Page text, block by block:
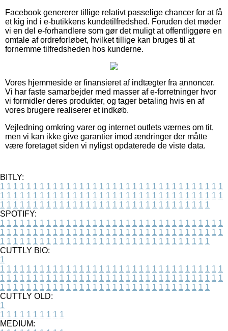
Facebook genererer tillige relativt passelige chancer for at få
et kig ind i e-butikkens kundetilfredshed. Foruden det møder
vi en del e-forhandlere som gør det muligt at offentliggøre en
omtale af ordreforløbet, hvilket tillige kan bruges til at
fornemme tilfredsheden hos kunderne.
Vores hjemmeside er finansieret af indtægter fra annoncer.
Vi har faste samarbejder med masser af e-forretninger hvor
vi formidler deres produkter, og tager betaling hvis en af
vores brugere realiserer et indkøb.
Vejledning omkring varer og internet outlets værnes om tit,
men vi kan ikke give garantier imod ændringer der måtte
være foretaget siden vi nyligst opdaterede de viste data.
BITLY:
1 1 1 1 1 1 1 1 1 1 1 1 1 1 1 1 1 1 1 1 1 1 1 1 1 1 1 1 1 1 1 1 1 1
1 1 1 1 1 1 1 1 1 1 1 1 1 1 1 1 1 1 1 1 1 1 1 1 1 1 1 1 1 1 1 1 1 1
1 1 1 1 1 1 1 1 1 1 1 1 1 1 1 1 1 1 1 1 1 1 1 1 1 1 1 1 1 1 1 1
SPOTIFY:
1 1 1 1 1 1 1 1 1 1 1 1 1 1 1 1 1 1 1 1 1 1 1 1 1 1 1 1 1 1 1 1 1 1
1 1 1 1 1 1 1 1 1 1 1 1 1 1 1 1 1 1 1 1 1 1 1 1 1 1 1 1 1 1 1 1 1 1
1 1 1 1 1 1 1 1 1 1 1 1 1 1 1 1 1 1 1 1 1 1 1 1 1 1 1 1 1 1 1 1
CUTTLY BIO:
1
1 1 1 1 1 1 1 1 1 1 1 1 1 1 1 1 1 1 1 1 1 1 1 1 1 1 1 1 1 1 1 1 1 1
1 1 1 1 1 1 1 1 1 1 1 1 1 1 1 1 1 1 1 1 1 1 1 1 1 1 1 1 1 1 1 1 1 1
1 1 1 1 1 1 1 1 1 1 1 1 1 1 1 1 1 1 1 1 1 1 1 1 1 1 1 1 1 1 1 1
CUTTLY OLD:
1
1 1 1 1 1 1 1 1 1 1
MEDIUM: